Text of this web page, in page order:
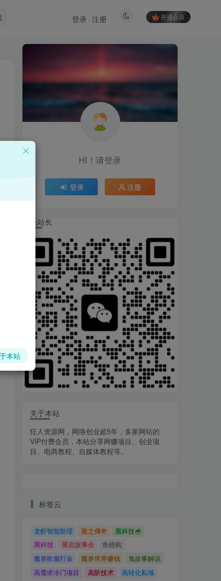
开通会员
登录 注册
HI！请登录
登录 注册
HI！请登录
登录 注册
联系站长
关于本站
狂人资源网，网络创业超5年，多家网站的
VIP付费会员，本站分享网赚项目、创业项
目、电商教程、自媒体教程等。
标签云
龙虾智能助理 龍之傳奇
黑科技🥣
黑科技
黑岩故事会
鱼鲤购
魔兽欧服打金
魔兽世界赚钱
鬼故事解说
高需求冷门项目
高阶技术
高转化私域
本站